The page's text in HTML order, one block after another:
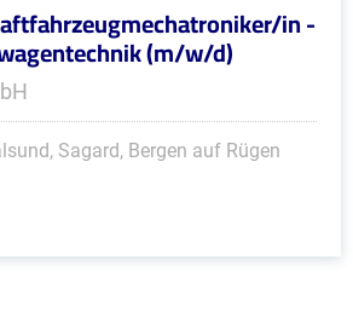
in -
(m/w/d)
Sagard, Bergen auf Rügen